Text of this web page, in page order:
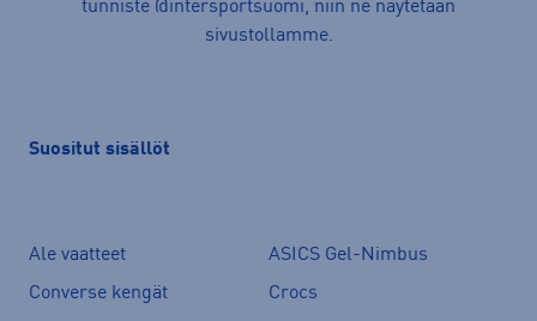
tunniste @intersportsuomi, niin ne näytetään
sivustollamme.
Suositut sisällöt
Ale vaatteet
ASICS Gel-Nimbus
Converse kengät
Crocs